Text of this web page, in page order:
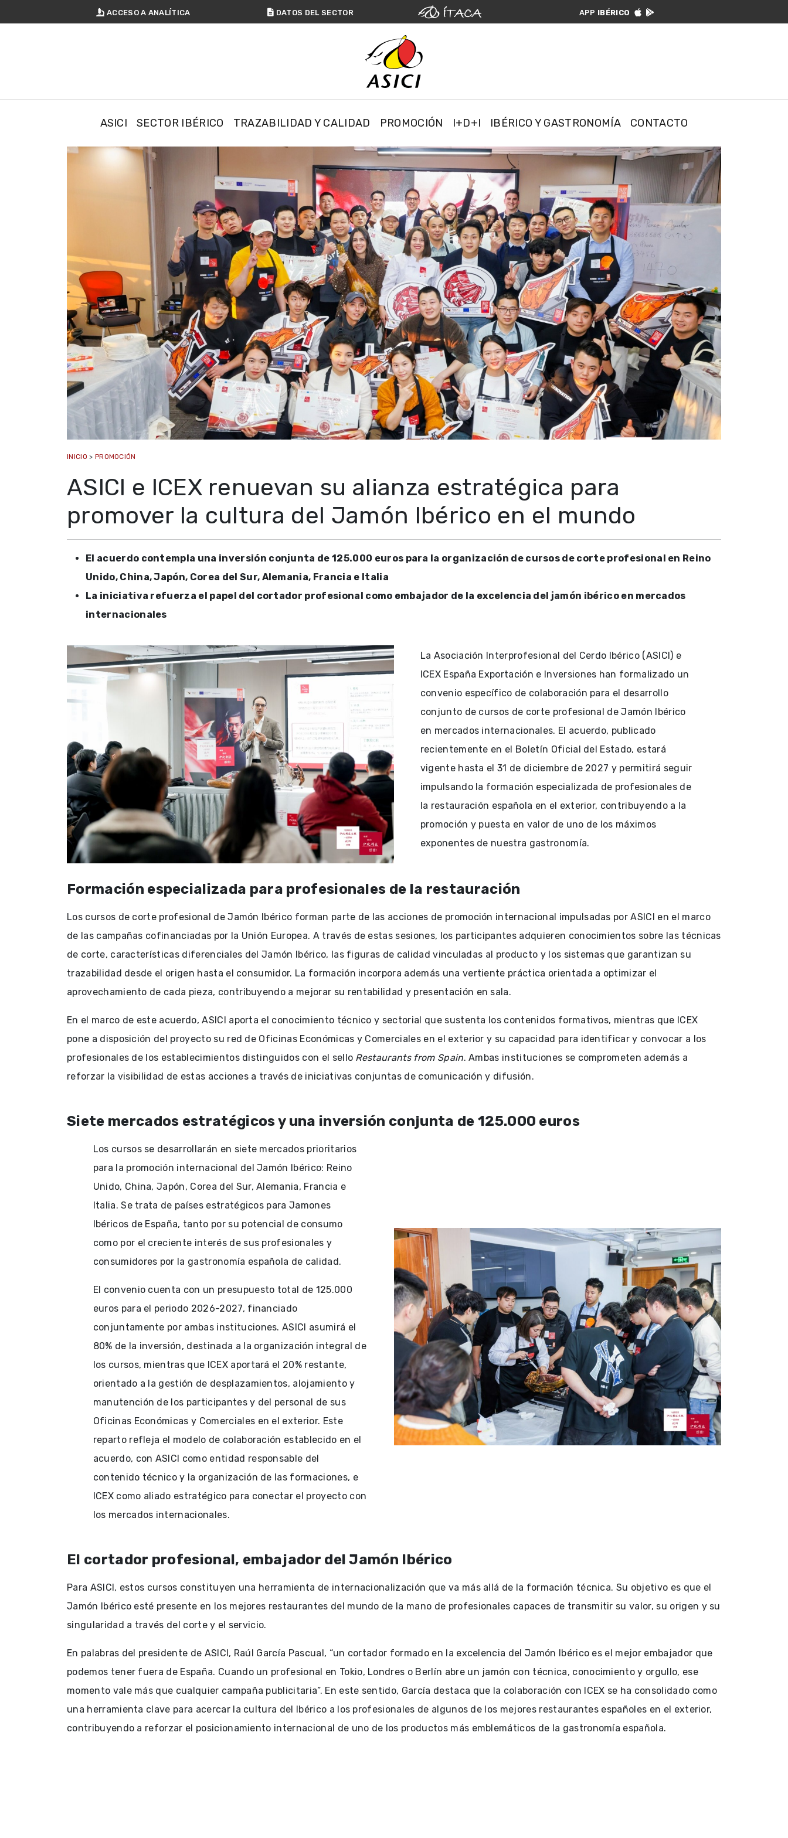
ACCESO A ANALÍTICA DATOS DEL SECTOR  APP IBÉRICO  
ASICI SECTOR IBÉRICO TRAZABILIDAD Y CALIDAD PROMOCIÓN I+D+I IBÉRICO Y GASTRONOMÍA CONTACTO
INICIO > PROMOCIÓN
ASICI e ICEX renuevan su alianza estratégica para
promover la cultura del Jamón Ibérico en el mundo
El acuerdo contempla una inversión conjunta de 125.000 euros para la organización de cursos de corte profesional en Reino
Unido, China, Japón, Corea del Sur, Alemania, Francia e Italia
La iniciativa refuerza el papel del cortador profesional como embajador de la excelencia del jamón ibérico en mercados
internacionales
La Asociación Interprofesional del Cerdo Ibérico (ASICI) e
ICEX España Exportación e Inversiones han formalizado un
convenio específico de colaboración para el desarrollo
conjunto de cursos de corte profesional de Jamón Ibérico
en mercados internacionales. El acuerdo, publicado
recientemente en el Boletín Oficial del Estado, estará
vigente hasta el 31 de diciembre de 2027 y permitirá seguir
impulsando la formación especializada de profesionales de
la restauración española en el exterior, contribuyendo a la
promoción y puesta en valor de uno de los máximos
exponentes de nuestra gastronomía.
Formación especializada para profesionales de la restauración
Los cursos de corte profesional de Jamón Ibérico forman parte de las acciones de promoción internacional impulsadas por ASICI en el marco
de las campañas cofinanciadas por la Unión Europea. A través de estas sesiones, los participantes adquieren conocimientos sobre las técnicas
de corte, características diferenciales del Jamón Ibérico, las figuras de calidad vinculadas al producto y los sistemas que garantizan su
trazabilidad desde el origen hasta el consumidor. La formación incorpora además una vertiente práctica orientada a optimizar el
aprovechamiento de cada pieza, contribuyendo a mejorar su rentabilidad y presentación en sala.
En el marco de este acuerdo, ASICI aporta el conocimiento técnico y sectorial que sustenta los contenidos formativos, mientras que ICEX
pone a disposición del proyecto su red de Oficinas Económicas y Comerciales en el exterior y su capacidad para identificar y convocar a los
profesionales de los establecimientos distinguidos con el sello Restaurants from Spain. Ambas instituciones se comprometen además a
reforzar la visibilidad de estas acciones a través de iniciativas conjuntas de comunicación y difusión.
Siete mercados estratégicos y una inversión conjunta de 125.000 euros
Los cursos se desarrollarán en siete mercados prioritarios
para la promoción internacional del Jamón Ibérico: Reino
Unido, China, Japón, Corea del Sur, Alemania, Francia e
Italia. Se trata de países estratégicos para Jamones
Ibéricos de España, tanto por su potencial de consumo
como por el creciente interés de sus profesionales y
consumidores por la gastronomía española de calidad.
El convenio cuenta con un presupuesto total de 125.000
euros para el periodo 2026-2027, financiado
conjuntamente por ambas instituciones. ASICI asumirá el
80% de la inversión, destinada a la organización integral de
los cursos, mientras que ICEX aportará el 20% restante,
orientado a la gestión de desplazamientos, alojamiento y
manutención de los participantes y del personal de sus
Oficinas Económicas y Comerciales en el exterior. Este
reparto refleja el modelo de colaboración establecido en el
acuerdo, con ASICI como entidad responsable del
contenido técnico y la organización de las formaciones, e
ICEX como aliado estratégico para conectar el proyecto con
los mercados internacionales.
El cortador profesional, embajador del Jamón Ibérico
Para ASICI, estos cursos constituyen una herramienta de internacionalización que va más allá de la formación técnica. Su objetivo es que el
Jamón Ibérico esté presente en los mejores restaurantes del mundo de la mano de profesionales capaces de transmitir su valor, su origen y su
singularidad a través del corte y el servicio.
En palabras del presidente de ASICI, Raúl García Pascual, “un cortador formado en la excelencia del Jamón Ibérico es el mejor embajador que
podemos tener fuera de España. Cuando un profesional en Tokio, Londres o Berlín abre un jamón con técnica, conocimiento y orgullo, ese
momento vale más que cualquier campaña publicitaria”. En este sentido, García destaca que la colaboración con ICEX se ha consolidado como
una herramienta clave para acercar la cultura del Ibérico a los profesionales de algunos de los mejores restaurantes españoles en el exterior,
contribuyendo a reforzar el posicionamiento internacional de uno de los productos más emblemáticos de la gastronomía española.